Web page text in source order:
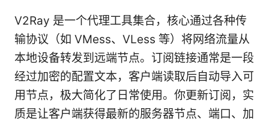
V2Ray 是一个代理工具集合，核心通过各种传
输协议（如 VMess、VLess 等）将网络流量从
本地设备转发到远端节点。订阅链接通常是一段
经过加密的配置文本，客户端读取后自动导入可
用节点，极大简化了日常使用。你更新订阅，实
质是让客户端获得最新的服务器节点、端口、加